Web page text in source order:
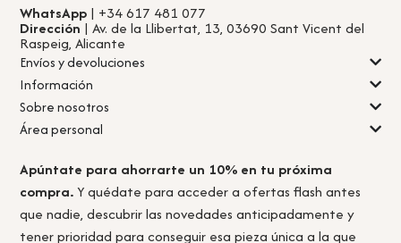
WhatsApp | +34 617 481 077
Dirección | Av. de la Llibertat, 13, 03690 Sant Vicent del
Raspeig, Alicante
Envíos y devoluciones
Información
Sobre nosotros
Área personal
Apúntate para ahorrarte un 10% en tu próxima
compra.Y quédate para acceder a ofertas flash antes
que nadie, descubrir las novedades anticipadamente y
tener prioridad para conseguir esa pieza única a la que